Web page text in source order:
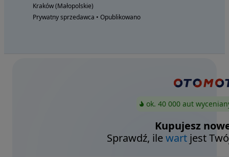
Kraków (Małopolskie)
Prywatny sprzedawca • Opublikowano
ok. 40 000 aut
Kupujesz
Sprawdź, ilewart jest